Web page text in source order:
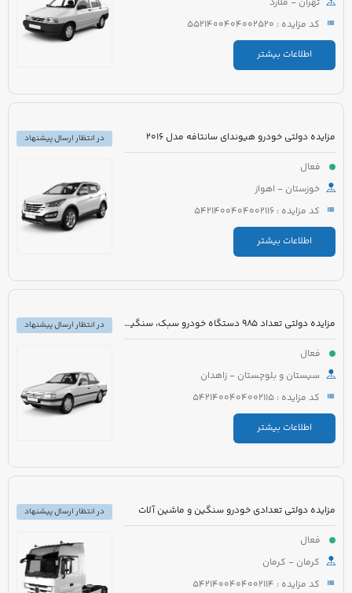
کد مزایده : 5521400404002520
اطلاعات بیشتر
مزایده دولتی خودرو هیوندای سانتافه مدل 2016
فعال
خوزستان - اهواز
کد مزایده : 5421400404002116
اطلاعات بیشتر
در انتظار ارسال پیشنهاد
مزایده دولتی تعداد 985 دستگاه خودرو سبک، سنگین و موتورسیکلت
فعال
سیستان و بلوچستان - زاهدان
کد مزایده : 5421400404002115
اطلاعات بیشتر
در انتظار ارسال پیشنهاد
مزایده دولتی تعدادی خودرو سنگین و ماشین آلات
فعال
کرمان - کرمان
کد مزایده : 5421400404002114
در انتظار ارسال پیشنهاد